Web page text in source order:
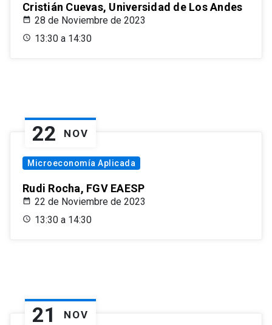
Cristián Cuevas, Universidad de Los Andes
28 de Noviembre de 2023
13:30 a 14:30
22 NOV
Microeconomía Aplicada
Rudi Rocha, FGV EAESP
22 de Noviembre de 2023
13:30 a 14:30
21 NOV